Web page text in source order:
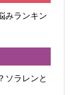
みランキン
ソラレンと